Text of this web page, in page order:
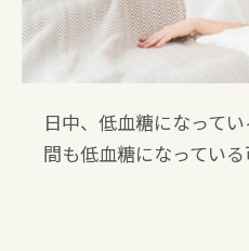
日中、低血糖になって
間も低血糖になっている